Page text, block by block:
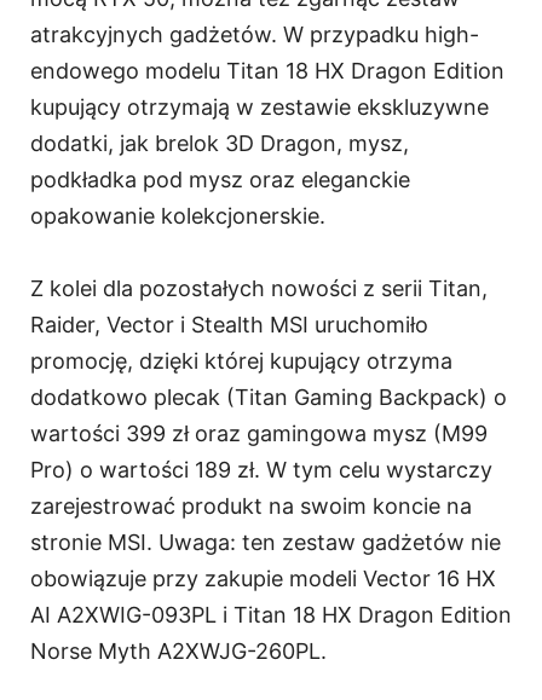
atrakcyjnych gadżetów. W przypadku high-
endowego modelu Titan 18 HX Dragon Edition
kupujący otrzymają w zestawie ekskluzywne
dodatki, jak brelok 3D Dragon, mysz,
podkładka pod mysz oraz eleganckie
opakowanie kolekcjonerskie.
Z kolei dla pozostałych nowości z serii Titan,
Raider, Vector i Stealth MSI uruchomiło
promocję, dzięki której kupujący otrzyma
dodatkowo plecak (Titan Gaming Backpack) o
wartości 399 zł oraz gamingowa mysz (M99
Pro) o wartości 189 zł. W tym celu wystarczy
zarejestrować produkt na swoim koncie na
stronie MSI. Uwaga: ten zestaw gadżetów nie
obowiązuje przy zakupie modeli Vector 16 HX
AI A2XWIG-093PL i Titan 18 HX Dragon Edition
Norse Myth A2XWJG-260PL.